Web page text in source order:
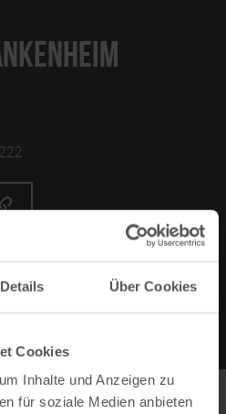
Details Über Cookies
Cookies
Inhalte und Anzeigen zu
für soziale Medien anbieten